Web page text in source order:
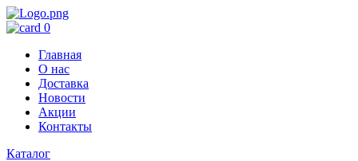
0
Главная
О нас
Доставка
Новости
Акции
Контакты
Каталог